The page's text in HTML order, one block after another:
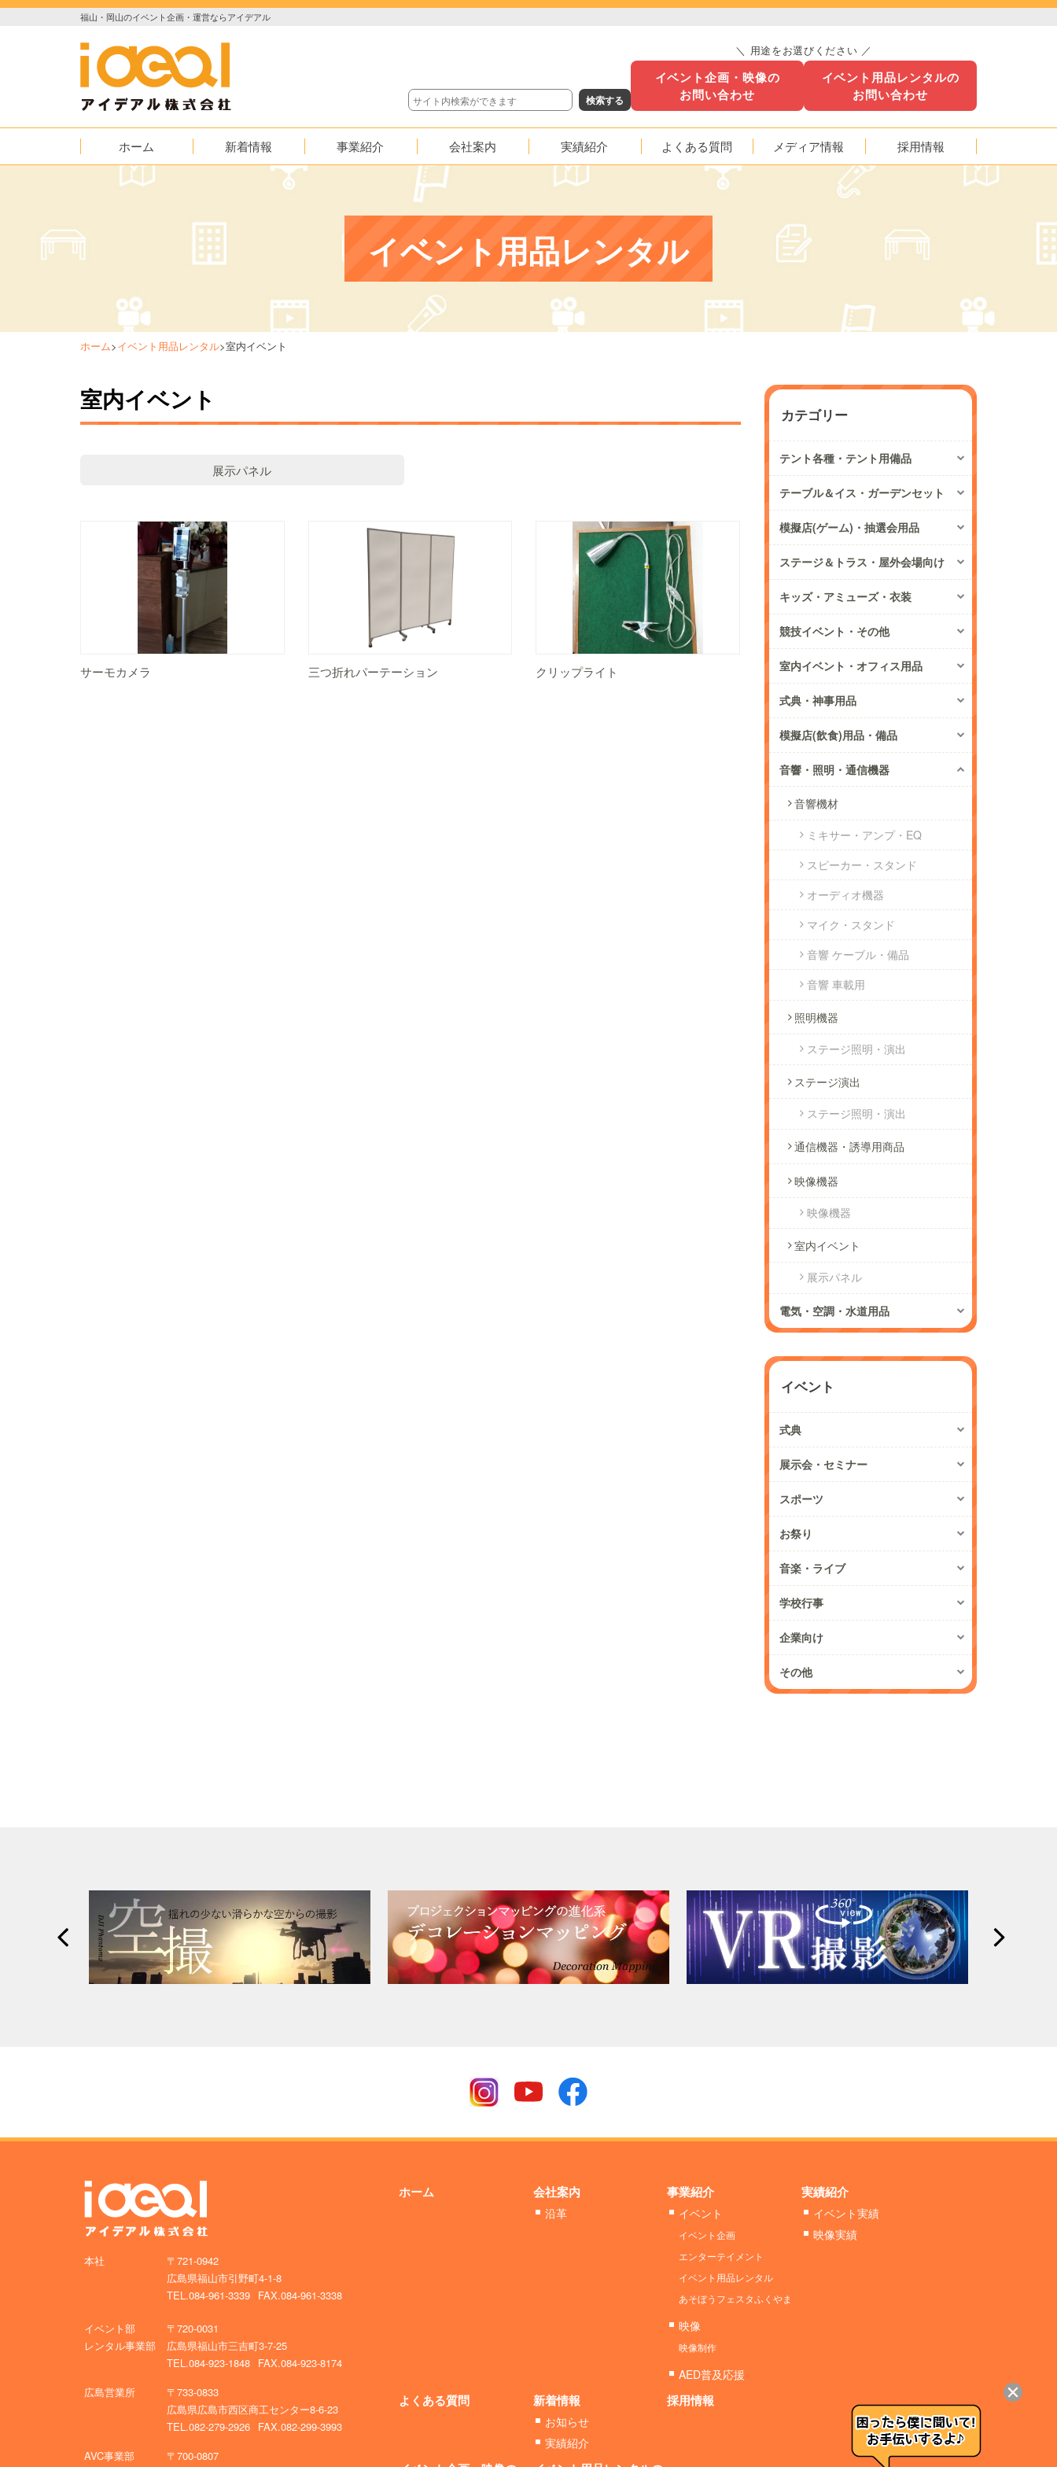
福山・岡山のイベント企画・運営ならアイデアル
＼ 用途をお選びください ／
イベント企画・映像の
お問い合わせ
イベント用品レンタルの
お問い合わせ
ホーム 新着情報
お知らせ
事業紹介
イベント
AED普及応援
会社案内
沿革
実績紹介
イベント実績
よくある質問 メディア情報 採用情報
イベント用品レンタル
ホーム>イベント用品レンタル>室内イベント
室内イベント
展示パネル
サーモカメラ 三つ折れパーテーション クリップライト
カテゴリー
テント各種・テント用備品
テーブル＆イス・ガーデンセット
模擬店(ゲーム)・抽選会用品
ステージ＆トラス・屋外会場向け
キッズ・アミューズ・衣装
競技イベント・その他
室内イベント・オフィス用品
式典・神事用品
模擬店(飲食)用品・備品
音響・照明・通信機器
音響機材
ミキサー・アンプ・EQ
スピーカー・スタンド
オーディオ機器
マイク・スタンド
音響 ケーブル・備品
音響 車載用
照明機器
ステージ照明・演出
ステージ演出
ステージ照明・演出
通信機器・誘導用商品
映像機器
映像機器
室内イベント
展示パネル
電気・空調・水道用品
イベント
式典
展示会・セミナー
スポーツ
お祭り
音楽・ライブ
学校行事
企業向け
その他
本社
〒721-0942
広島県福山市引野町4-1-8
TEL.084-961-3339 FAX.084-961-3338
イベント部
レンタル事業部
〒720-0031
広島県福山市三吉町3-7-25
TEL.084-923-1848 FAX.084-923-8174
広島営業所
〒733-0833
広島県広島市西区商工センター8-6-23
TEL.082-279-2926 FAX.082-299-3993
AVC事業部
〒700-0807
ホーム 会社案内
沿革
事業紹介
イベント
イベント企画
エンターテイメント
イベント用品レンタル
あそぼうフェスタふくやま
映像
映像制作
AED普及応援
実績紹介
イベント実績
映像実績
よくある質問 新着情報
お知らせ
実績紹介
採用情報